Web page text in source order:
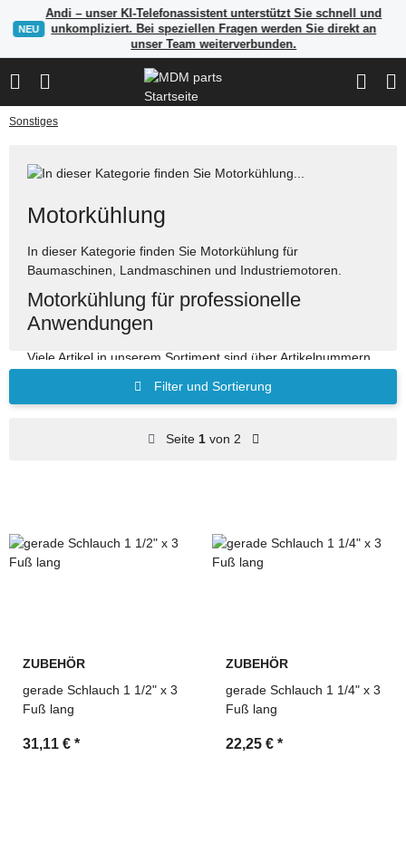
NEU
Andi – unser KI-Telefonassistent unterstützt Sie schnell und
unkompliziert. Bei speziellen Fragen werden Sie direkt an
unser Team weiterverbunden.
Sonstiges
Motorkühlung
In dieser Kategorie finden Sie Motorkühlung für
Baumaschinen, Landmaschinen und Industriemotoren.
Motorkühlung für professionelle
Anwendungen
Viele Artikel in unserem Sortiment sind über Artikelnummern,
Sie die Suche, um passende Ersatzteile schnell zu finden.
Suche über OEM-Referenzen und Vergleichsnummern
Filter und Sortierung
Seite 1von 2
ZUBEHÖR
gerade Schlauch 1 1/2" x 3
Fuß lang
31,11 € *
ZUBEHÖR
gerade Schlauch 1 1/4" x 3
Fuß lang
22,25 € *